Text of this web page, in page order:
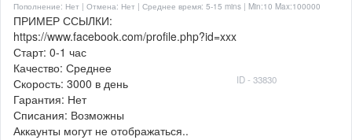
Пополнение: Нет | Отмена: Нет | Среднее время: 5-15 mins | Min:10 Max:100000
ПРИМЕР ССЫЛКИ:
https://www.facebook.com/profile.php?id=xxx
Старт: 0-1 час
Качество: Среднее
Скорость: 3000 в день
Гарантия: Нет
Списания: Возможны
Аккаунты могут не отображаться..
ID - 33830